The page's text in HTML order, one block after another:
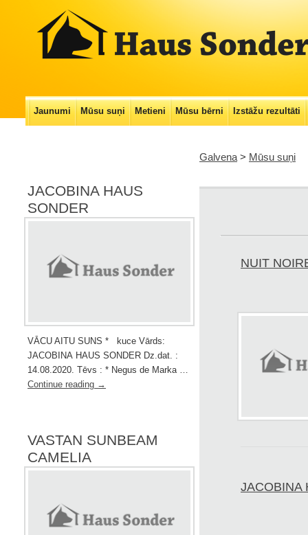
Main menu
Skip
Jaunumi Mūsu suņi Metieni Mūsu bērni Izstāžu rezultāti
Galvena > Mūsu suņi
JACOBINA HAUS
SONDER
VĀCU AITU SUNS * kuce Vārds:
JACOBINA HAUS SONDER Dz.dat. :
14.08.2020. Tēvs : * Negus de Marka …
Continue reading →
VASTAN SUNBEAM
CAMELIA
NUIT
JACOBINA